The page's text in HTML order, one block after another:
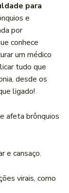
para
e
por
conhece
um médico
tudo que
desde os
ligado!
afeta brônquios
e cansaço.
virais, como